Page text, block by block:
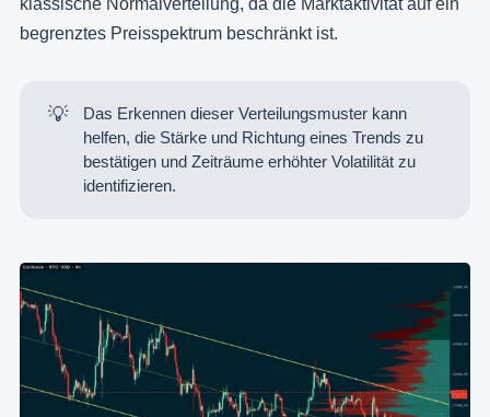
klassische Normalverteilung, da die Marktaktivität auf ein
begrenztes Preisspektrum beschränkt ist.
💡
Das Erkennen dieser Verteilungsmuster kann
helfen, die Stärke und Richtung eines Trends zu
bestätigen und Zeiträume erhöhter Volatilität zu
identifizieren.